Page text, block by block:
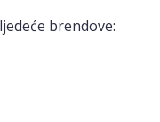
brendove: